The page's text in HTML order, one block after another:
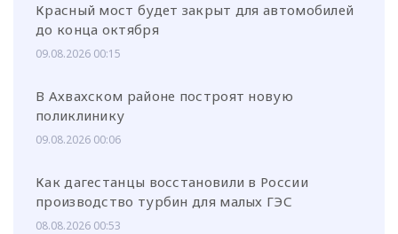
Красный мост будет закрыт для автомобилей
до конца октября
09.08.2026 00:15
В Ахвахском районе построят новую
поликлинику
09.08.2026 00:06
Как дагестанцы восстановили в России
производство турбин для малых ГЭС
08.08.2026 00:53